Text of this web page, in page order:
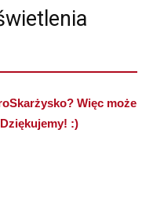
Więc może
:)